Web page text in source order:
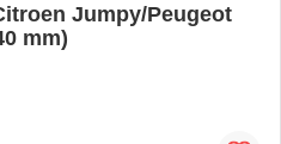
Jumpy/Peugeot
mm)